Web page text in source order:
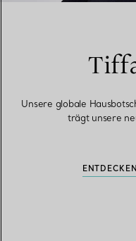
Unsere globale
trägt unsere